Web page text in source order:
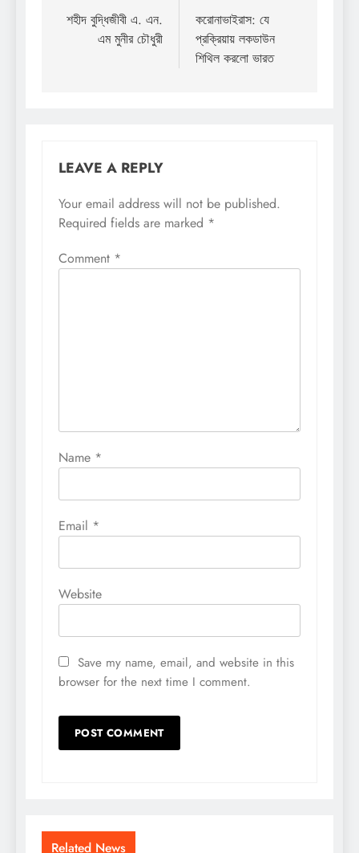
navigation
শহীদ বুদ্ধিজীবী এ. এন.
এম মুনীর চৌধুরী
করোনাভাইরাস: যে
প্রক্রিয়ায় লকডাউন
শিথিল করলো ভারত
LEAVE A REPLY
Your email address will not be published.
Required fields are marked *
Comment *
Name *
Email *
Website
Save my name, email, and website in this
browser for the next time I comment.
Related News